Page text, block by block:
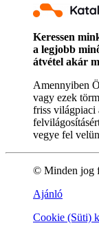
Keressen
a legjobb
átvétel akár
Amennyiben
vagy ezek
friss világpiaci
vegye fel
© Minden jog
Ajánló
Cookie (Süti)